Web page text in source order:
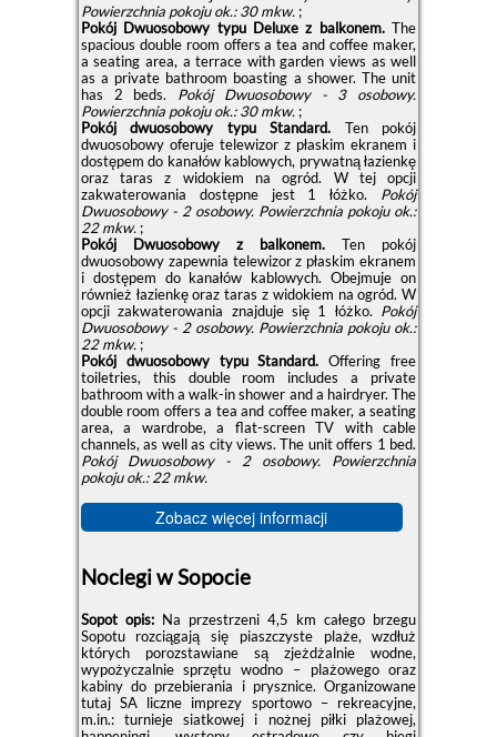
Powierzchnia pokoju ok.: 30 mkw.;
Pokój Dwuosobowy typu Deluxe z balkonem.The
spacious double room offers a tea and coffee maker,
a seating area, a terrace with garden views as well
as a private bathroom boasting a shower. The unit
has 2 beds. Pokój Dwuosobowy - 3 osobowy.
Powierzchnia pokoju ok.: 30 mkw.;
Pokój dwuosobowy typu Standard. Ten pokój
dwuosobowy oferuje telewizor z płaskim ekranem i
dostępem do kanałów kablowych, prywatną łazienkę
oraz taras z widokiem na ogród. W tej opcji
zakwaterowania dostępne jest 1 łóżko. Pokój
Dwuosobowy - 2 osobowy. Powierzchnia pokoju ok.:
22 mkw.;
Pokój Dwuosobowy z balkonem. Ten pokój
dwuosobowy zapewnia telewizor z płaskim ekranem
i dostępem do kanałów kablowych. Obejmuje on
również łazienkę oraz taras z widokiem na ogród. W
opcji zakwaterowania znajduje się 1 łóżko. Pokój
Dwuosobowy - 2 osobowy. Powierzchnia pokoju ok.:
22 mkw.;
Pokój dwuosobowy typu Standard. Offering free
toiletries, this double room includes a private
bathroom with a walk-in shower and a hairdryer. The
double room offers a tea and coffee maker, a seating
area, a wardrobe, a flat-screen TV with cable
channels, as well as city views. The unit offers 1 bed.
Pokój Dwuosobowy - 2 osobowy.
Powierzchnia
pokoju ok.: 22 mkw.
Zobacz więcej informacji
Noclegi w Sopocie
Sopot opis: Na przestrzeni 4,5 km całego brzegu
Sopotu rozciągają się piaszczyste plaże, wzdłuż
których porozstawiane są zjeżdżalnie wodne,
wypożyczalnie sprzętu wodno – plażowego oraz
kabiny do przebierania i prysznice. Organizowane
tutaj SA liczne imprezy sportowo – rekreacyjne,
m.in.: turnieje siatkowej i nożnej piłki plażowej,